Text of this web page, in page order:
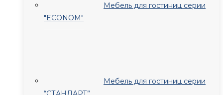
Мебель для гостиниц серии
"ECONOM"
Мебель для гостиниц серии